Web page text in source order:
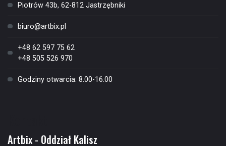
Piotrów 43b, 62-812 Jastrzębniki
biuro@artbix.pl
+48 62 597 75 62
+48 505 526 970
Godziny otwarcia: 8.00-16.00
Artbix - Oddział Kalisz